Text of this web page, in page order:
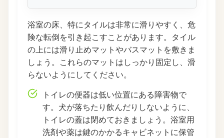
浴室の床、特にタイルは非常に滑りやすく、危
険な転倒を引き起こすことがあります。タイル
の上には滑り止めマットやバスマットを敷きま
しょう。これらのマットはしっかり固定し、滑
らないようにしてください。
トイレの便器は低い位置にある障害物で
す。犬が落ちたり飲んだりしないように、
トイレの蓋は閉めておきましょう。浴室用
洗剤や薬は鍵のかかるキャビネットに保管